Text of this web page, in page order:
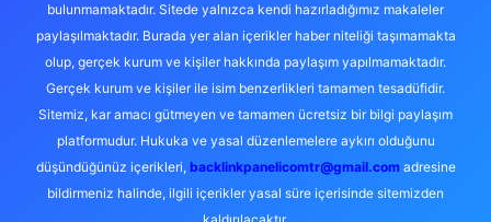
bulunmamaktadır. Sitede yalnızca kendi hazırladığımız makaleler
paylaşılmaktadır. Burada yer alan içerikler haber niteliği taşımamakta
olup, gerçek kurum ve kişiler hakkında paylaşım yapılmamaktadır.
Gerçek kurum ve kişiler ile isim benzerlikleri tamamen tesadüfidir.
Sitemiz, kar amacı gütmeyen ve tamamen ücretsiz bir bilgi paylaşım
platformudur. Hukuka ve yasal düzenlemelere aykırı olduğunu
düşündüğünüz içerikleri, backlinkpanelicomtr@gmail.comadresine
bildirmeniz halinde, ilgili içerikler yasal süre içerisinde sitemizden